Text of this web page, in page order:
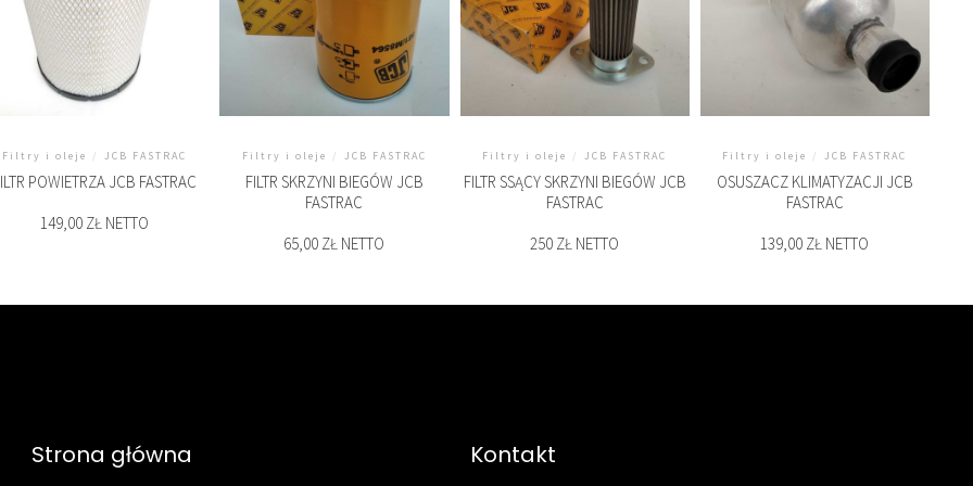
Filtry i oleje / JCB FASTRAC
POWIETRZA JCB FASTRAC
149,00 ZŁ NETTO
Filtry i oleje / JCB FASTRAC
FILTR SKRZYNI BIEGÓW JCB
FASTRAC
65,00 ZŁ NETTO
Filtry i oleje / JCB FASTRAC
FILTR SSĄCY SKRZYNI BIEGÓW JCB
FASTRAC
250 ZŁ NETTO
Filtry i oleje / JCB FASTRAC
OSUSZACZ KLIMATYZACJI JCB
FASTRAC
139,00 ZŁ NETTO
Strona główna Kontakt